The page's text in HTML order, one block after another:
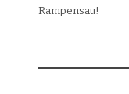
Rampensau!